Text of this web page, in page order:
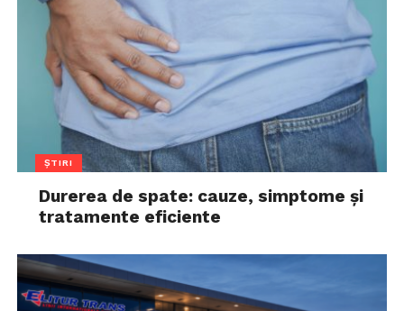
ȘTIRI
Durerea de spate: cauze, simptome și
tratamente eficiente